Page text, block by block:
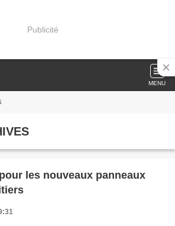
Publicité
MENU
les nouveaux panneaux